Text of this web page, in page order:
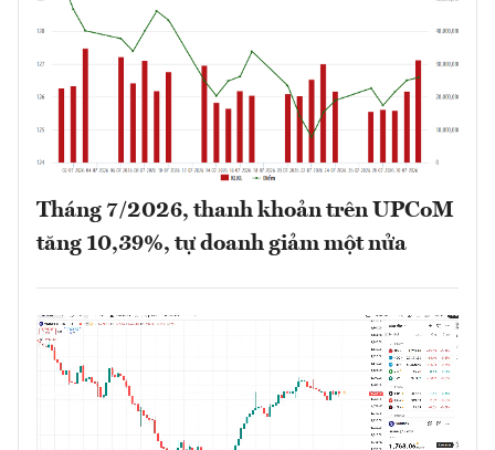
Tháng 7/2026, thanh khoản trên UPCoM
tăng 10,39%, tự doanh giảm một nửa